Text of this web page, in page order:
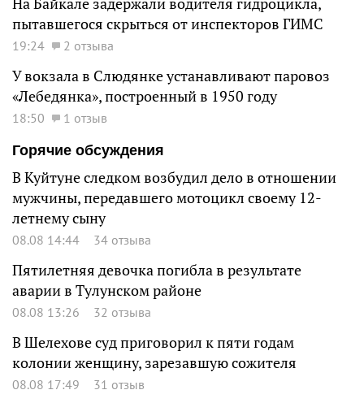
На Байкале задержали водителя гидроцикла,
пытавшегося скрыться от инспекторов ГИМС
19:24 2 отзыва
У вокзала в Слюдянке устанавливают паровоз
«Лебедянка», построенный в 1950 году
18:50
1 отзыв
Горячие обсуждения
В Куйтуне следком возбудил дело в отношении
мужчины, передавшего мотоцикл своему 12-
летнему сыну
08.08 14:44 34 отзыва
Пятилетняя девочка погибла в результате
аварии в Тулунском районе
08.08 13:26 32 отзыва
В Шелехове суд приговорил к пяти годам
колонии женщину, зарезавшую сожителя
08.08 17:49 31 отзыв